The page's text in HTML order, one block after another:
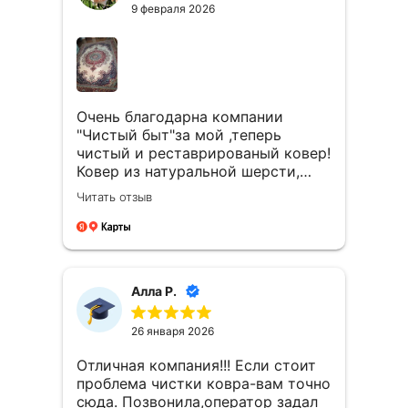
9 февраля 2026
Очень благодарна компании
"Чистый быт"за мой ,теперь
чистый и реставрированый ковер!
Ковер из натуральной шерсти,
еще советских времен,очень
качественный,но "поживший".
Требовалась чистка и
Оценили по размеру ,по фото
степень загрязнения и озвучили
цену услуг. Все оказалось весьма
доступно. Забрали через день и
хорошо почистили и
замечательно раставрировали
Читать отзыв
Алла Р.
26 января 2026
Отличная компания!!! Если стоит
проблема чистки ковра-вам точно
сюда. Позвонила,оператор задал